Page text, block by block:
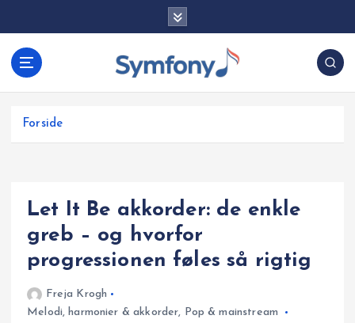
Forside
Let It Be akkorder: de enkle
greb – og hvorfor
progressionen føles så rigtig
Freja Krogh
Melodi, harmonier & akkorder, Pop & mainstream